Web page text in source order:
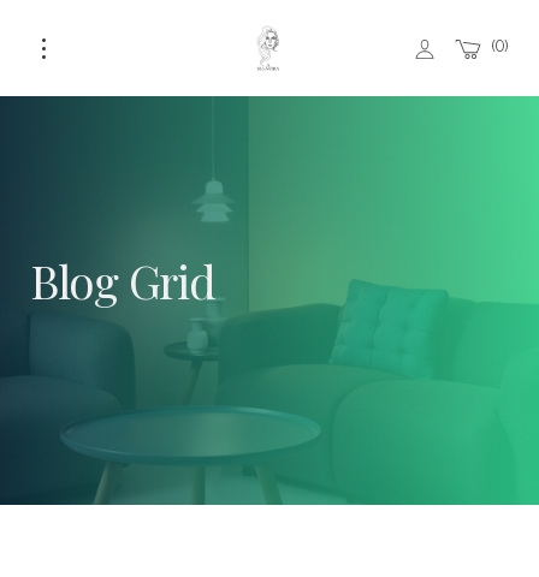
0
Blog Grid